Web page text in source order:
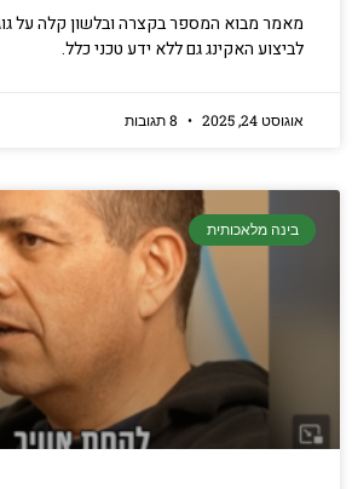
מאמר מבוא המספר בקצרה ובלשון קלה על
לביצוע האקינג גם ללא ידע טכני כלל.
אוגוסט 24, 2025
בינה מלאכותית